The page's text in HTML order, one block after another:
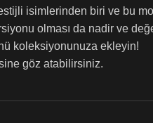
isimlerinden biri ve bu
olması da nadir ve
koleksiyonunuza ekleyin!
göz atabilirsiniz.